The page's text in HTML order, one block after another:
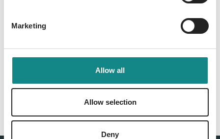
Marketing
Allow all
Allow selection
Deny